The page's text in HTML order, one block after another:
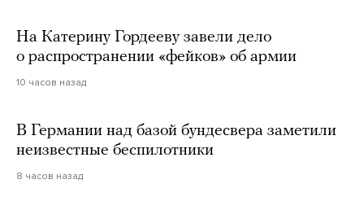
На Катерину Гордееву завели дело
о распространении «фейков» об армии
10 часов назад
В Германии над базой бундесвера заметили
неизвестные беспилотники
8 часов назад